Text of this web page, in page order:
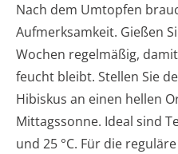
Nach dem Umtopfen
Aufmerksamkeit. Gießen
Wochen regelmäßig,
feucht bleibt. Stellen Sie
Hibiskus an einen hellen
Mittagssonne. Ideal sind
und 25 °C. Für die reguläre